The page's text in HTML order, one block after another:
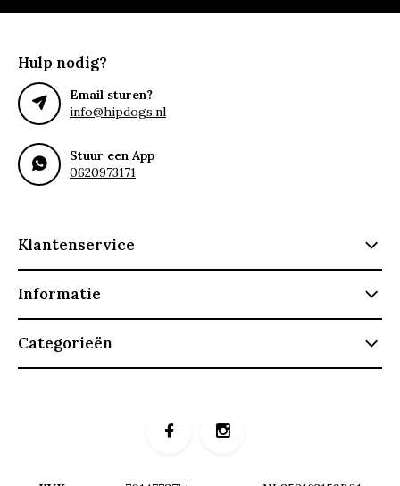
Hulp nodig?
Email sturen?
info@hipdogs.nl
Stuur een App
0620973171
Klantenservice
Informatie
Categorieën